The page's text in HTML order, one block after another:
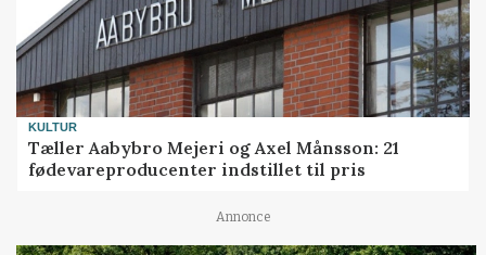
KULTUR
Tæller Aabybro Mejeri og Axel Månsson: 21
fødevareproducenter indstillet til pris
Annonce